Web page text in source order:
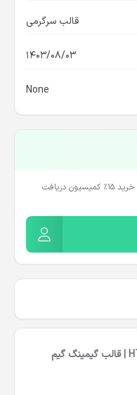
قالب سرگرمی
1403/08/03
None
با معرفی این محصول به دوستان خود، از هر خرید ۱۵٪ کمیسیون دریافت
قالب Gameplex | قالب گیمینگ HTML | قالب گیمینگ گیم